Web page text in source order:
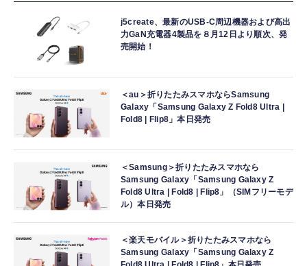
j5create、最新のUSB-C周辺機器および高出
力GaN充電器4製品を８月12日より順次、発
売開始！
＜au＞折りたたみスマホならSamsung
Galaxy「Samsung Galaxy Z Fold8 Ultra |
Fold8 | Flip8」本日発売
＜Samsung＞折りたたみスマホなら
Samsung Galaxy「Samsung Galaxy Z
Fold8 Ultra | Fold8 | Flip8」（SIMフリーモデ
ル）本日発売
＜楽天モバイル＞折りたたみスマホなら
Samsung Galaxy「Samsung Galaxy Z